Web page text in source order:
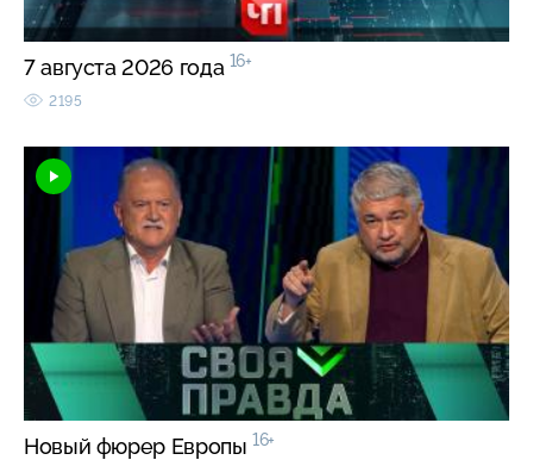
7 августа 2026 года 16+
2195
Новый фюрер Европы 16+